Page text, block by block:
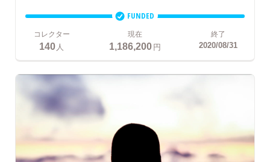
FUNDED
コレクター
140 人
現在
1,186,200円
終了
2020/08/31